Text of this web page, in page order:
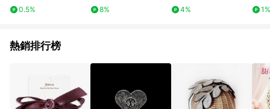
錄，如於LINE購物訂單紀錄已呈現：「非本次前往蝦皮商店之品
斷而無法進行 LINE Points 回饋 2.若購買過程中關閉蝦皮APP，
則需重新透過LINE購物前往蝦皮商城，否則無法進行LINE
LINE Points 回饋 4.自 2018/10/24 起購買蝦皮拍賣商品，不符
合贈點資格 5. 透過LINE購物購買蝦皮站上「蝦皮推廣服務」之商
0.5%
生短袖 oversize韓版
8%
衣 皮夾克 秋冬外套 美
4%
短款
1%
熱銷排行榜